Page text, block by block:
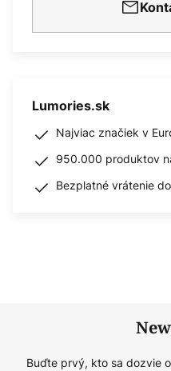
Lumories.sk
Najviac značiek v
950.000 produktov
Bezplatné vrátenie
Buďte prvý, kto sa dozvie